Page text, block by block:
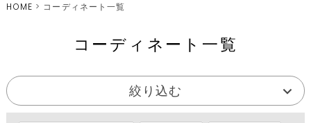
HOME コーディネート一覧
コーディネート一覧
絞り込む